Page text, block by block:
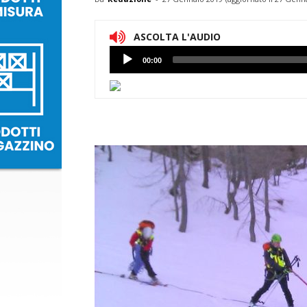
ASCOLTA L'AUDIO
Lettore
Audio
00:00